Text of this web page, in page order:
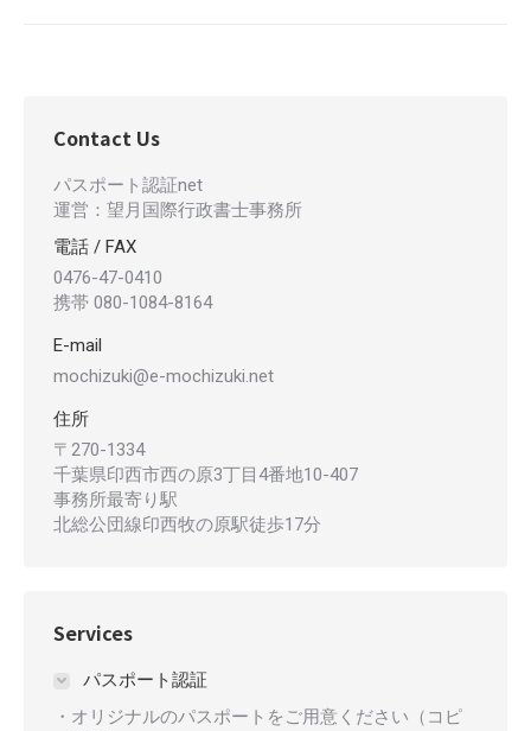
Contact Us
パスポート認証net
運営：望月国際行政書士事務所
電話 / FAX
0476-47-0410
携帯 080-1084-8164
E-mail
mochizuki@e-mochizuki.net
住所
〒270-1334
千葉県印西市西の原3丁目4番地10-407
事務所最寄り駅
北総公団線印西牧の原駅徒歩17分
Services
パスポート認証
・オリジナルのパスポートをご用意ください（コピ